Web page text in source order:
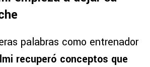
palabras como entrenador
recuperó conceptos que